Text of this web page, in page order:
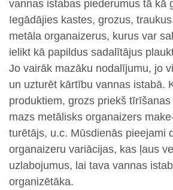
vannas istabas piederumus tā kā
Iegādājies kastes, grozus,
metāla organaizerus, kurus var
ielikt kā papildus sadalītājus
Jo vairāk mazāku nodalījumu, jo
un uzturēt kārtību vannas istabā.
produktiem, grozs priekš
mazs metālisks organaizers
turētājs, u.c. Mūsdienās pieejami
organaizeru variācijas, kas ļaus
uzlabojumus, lai tava vannas
organizētāka.